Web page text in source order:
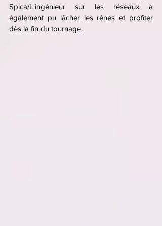
Spica/L'ingénieur sur les réseaux a
également pu lâcher les rênes et profiter
dès la fin du tournage.